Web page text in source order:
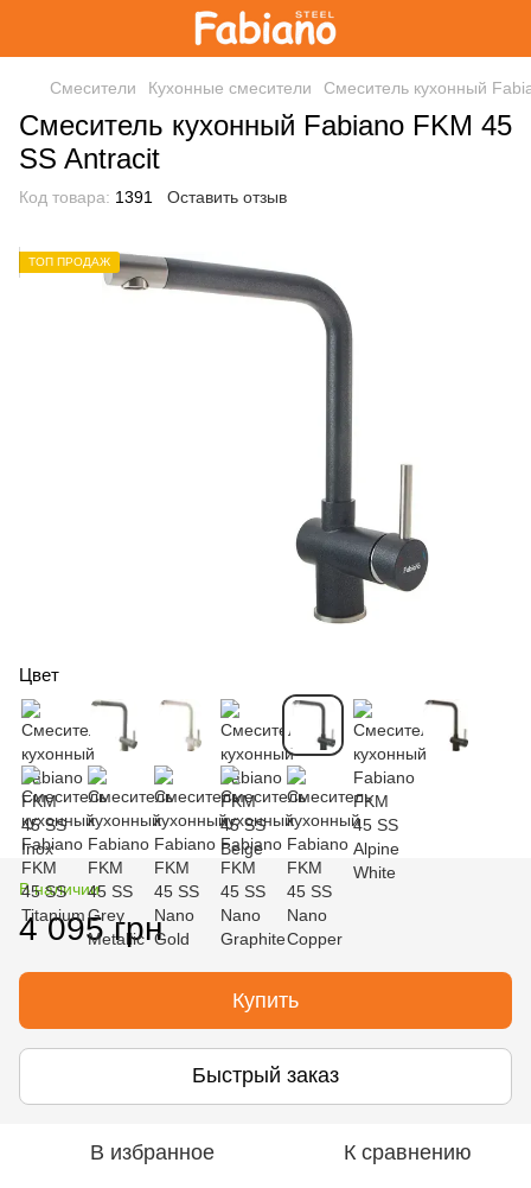
Смесители Кухонные смесители Смеситель кухонный
Смеситель кухонный Fabiano FKM 45
SS Antracit
Код товара: 1391 Оставить отзыв
ТОП ПРОДАЖ
Цвет
В наличии
4 095 грн
Купить
Быстрый заказ
В избранное К сравнению